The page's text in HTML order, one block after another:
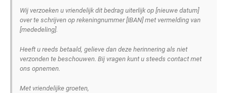
Wij verzoeken u vriendelijk dit bedrag uiterlijk op [nieuwe datum]
over te schrijven op rekeningnummer [IBAN] met vermelding van
[mededeling].
Heeft u reeds betaald, gelieve dan deze herinnering als niet
verzonden te beschouwen. Bij vragen kunt u steeds contact met
ons opnemen.
Met vriendelijke groeten,